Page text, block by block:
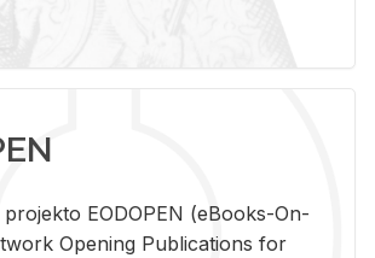
EO­DO­PEN (eBo­oks-On-
Ope­ning Pub­li­ca­tions for